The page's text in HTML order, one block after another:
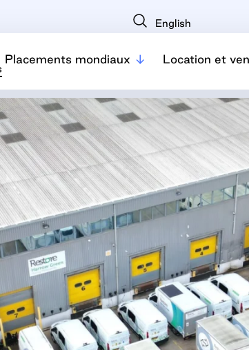
English
Placements mondiaux Location et